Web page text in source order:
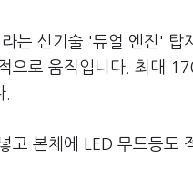
는 신기술 '듀얼 엔진' 탑
으로 움직입니다. 최대
고 본체에 LED 무드등도